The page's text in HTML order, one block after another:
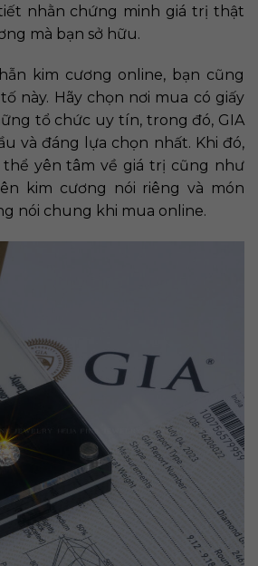
nhằn chứng minh giá trị thật
mà bạn sở hữu.
kim cương online, bạn cũng
này. Hãy chọn nơi mua có giấy
tổ chức uy tín, trong đó, GIA
và đáng lựa chọn nhất. Khi đó,
thể yên tâm về giá trị cũng như
kim cương nói riêng và món
nói chung khi mua online.